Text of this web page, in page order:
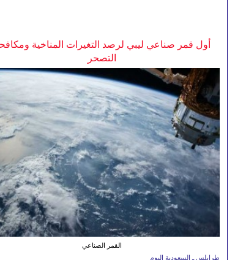
أول قمر صناعي ليبي لرصد التغيرات المناخية
التصحر
القمر الصناعي
طرابلس ـ السعودية اليوم